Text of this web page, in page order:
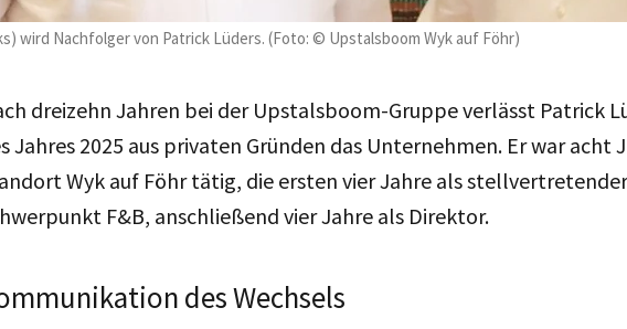
wird Nachfolger von Patrick Lüders. (Foto: © Upstalsboom Wyk auf Föhr)
dreizehn Jahren bei der Upstalsboom-Gruppe verlässt Patrick
Jahres 2025 aus privaten Gründen das Unternehmen. Er war acht
Wyk auf Föhr tätig, die ersten vier Jahre als
F&B, anschließend vier Jahre als Direktor.
des Wechsels